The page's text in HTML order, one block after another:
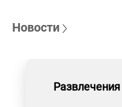
Новости
Развлечения